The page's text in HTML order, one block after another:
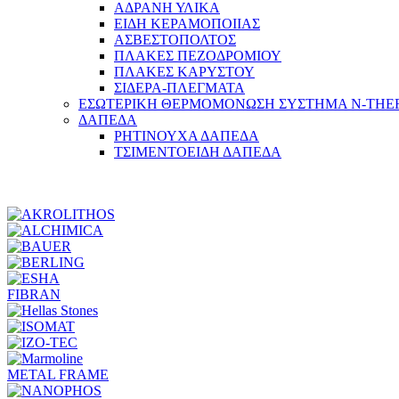
ΑΔΡΑΝΗ ΥΛΙΚΑ
ΕΙΔΗ ΚΕΡΑΜΟΠΟΙΙΑΣ
ΑΣΒΕΣΤΟΠΟΛΤΟΣ
ΠΛΑΚΕΣ ΠΕΖΟΔΡΟΜΙΟΥ
ΠΛΑΚΕΣ ΚΑΡΥΣΤΟΥ
ΣΙΔΕΡΑ-ΠΛΕΓΜΑΤΑ
ΕΣΩΤΕΡΙΚΗ ΘΕΡΜΟΜΟΝΩΣΗ ΣΥΣΤΗΜΑ N-
ΔΑΠΕΔΑ
ΡΗΤΙΝΟΥΧΑ ΔΑΠΕΔΑ
ΤΣΙΜΕΝΤΟΕΙΔΗ ΔΑΠΕΔΑ
FIBRAN
METAL FRAME